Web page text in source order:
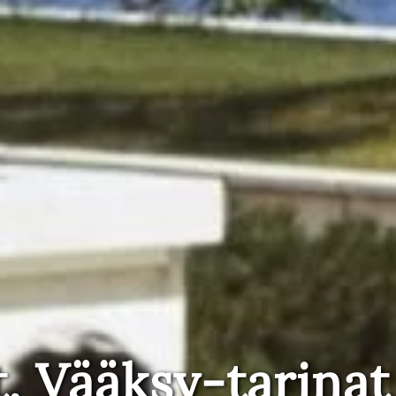
Vääksy-tarinat